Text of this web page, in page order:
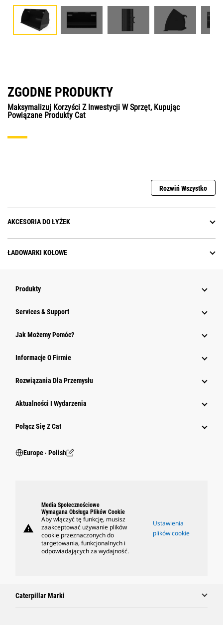
ZGODNE PRODUKTY
Maksymalizuj Korzyści Z Inwestycji W Sprzęt, Kupując
Powiązane Produkty Cat
Rozwiń Wszystko
AKCESORIA DO ŁYŻEK
ŁADOWARKI KOŁOWE
Produkty
Services & Support
Jak Możemy Pomóc?
Informacje O Firmie
Rozwiązania Dla Przemysłu
Aktualności I Wydarzenia
Połącz Się Z Cat
Europe ‧ Polish
warning
Media Społecznościowe
Wymagana Obsługa Plików Cookie
Aby włączyć tę funkcję, musisz
zaakceptować używanie plików
cookie przeznaczonych do
targetowania, funkcjonalnych i
odpowiadających za wydajność.
Ustawienia
plików cookie
Caterpillar Marki